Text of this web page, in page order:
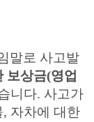
말로 사고발
보상금(영업
니다. 사고가
자차에 대한